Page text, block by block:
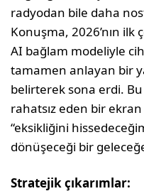
radyodan bile daha
Konuşma, 2026’nın ilk
AI bağlam mode­liyle
tamamen anlayan bir
be­lirterek sona erdi.
rahatsız eden bir
“eksikliğini
dönüşeceği bir
Stratejik çıkarımlar: